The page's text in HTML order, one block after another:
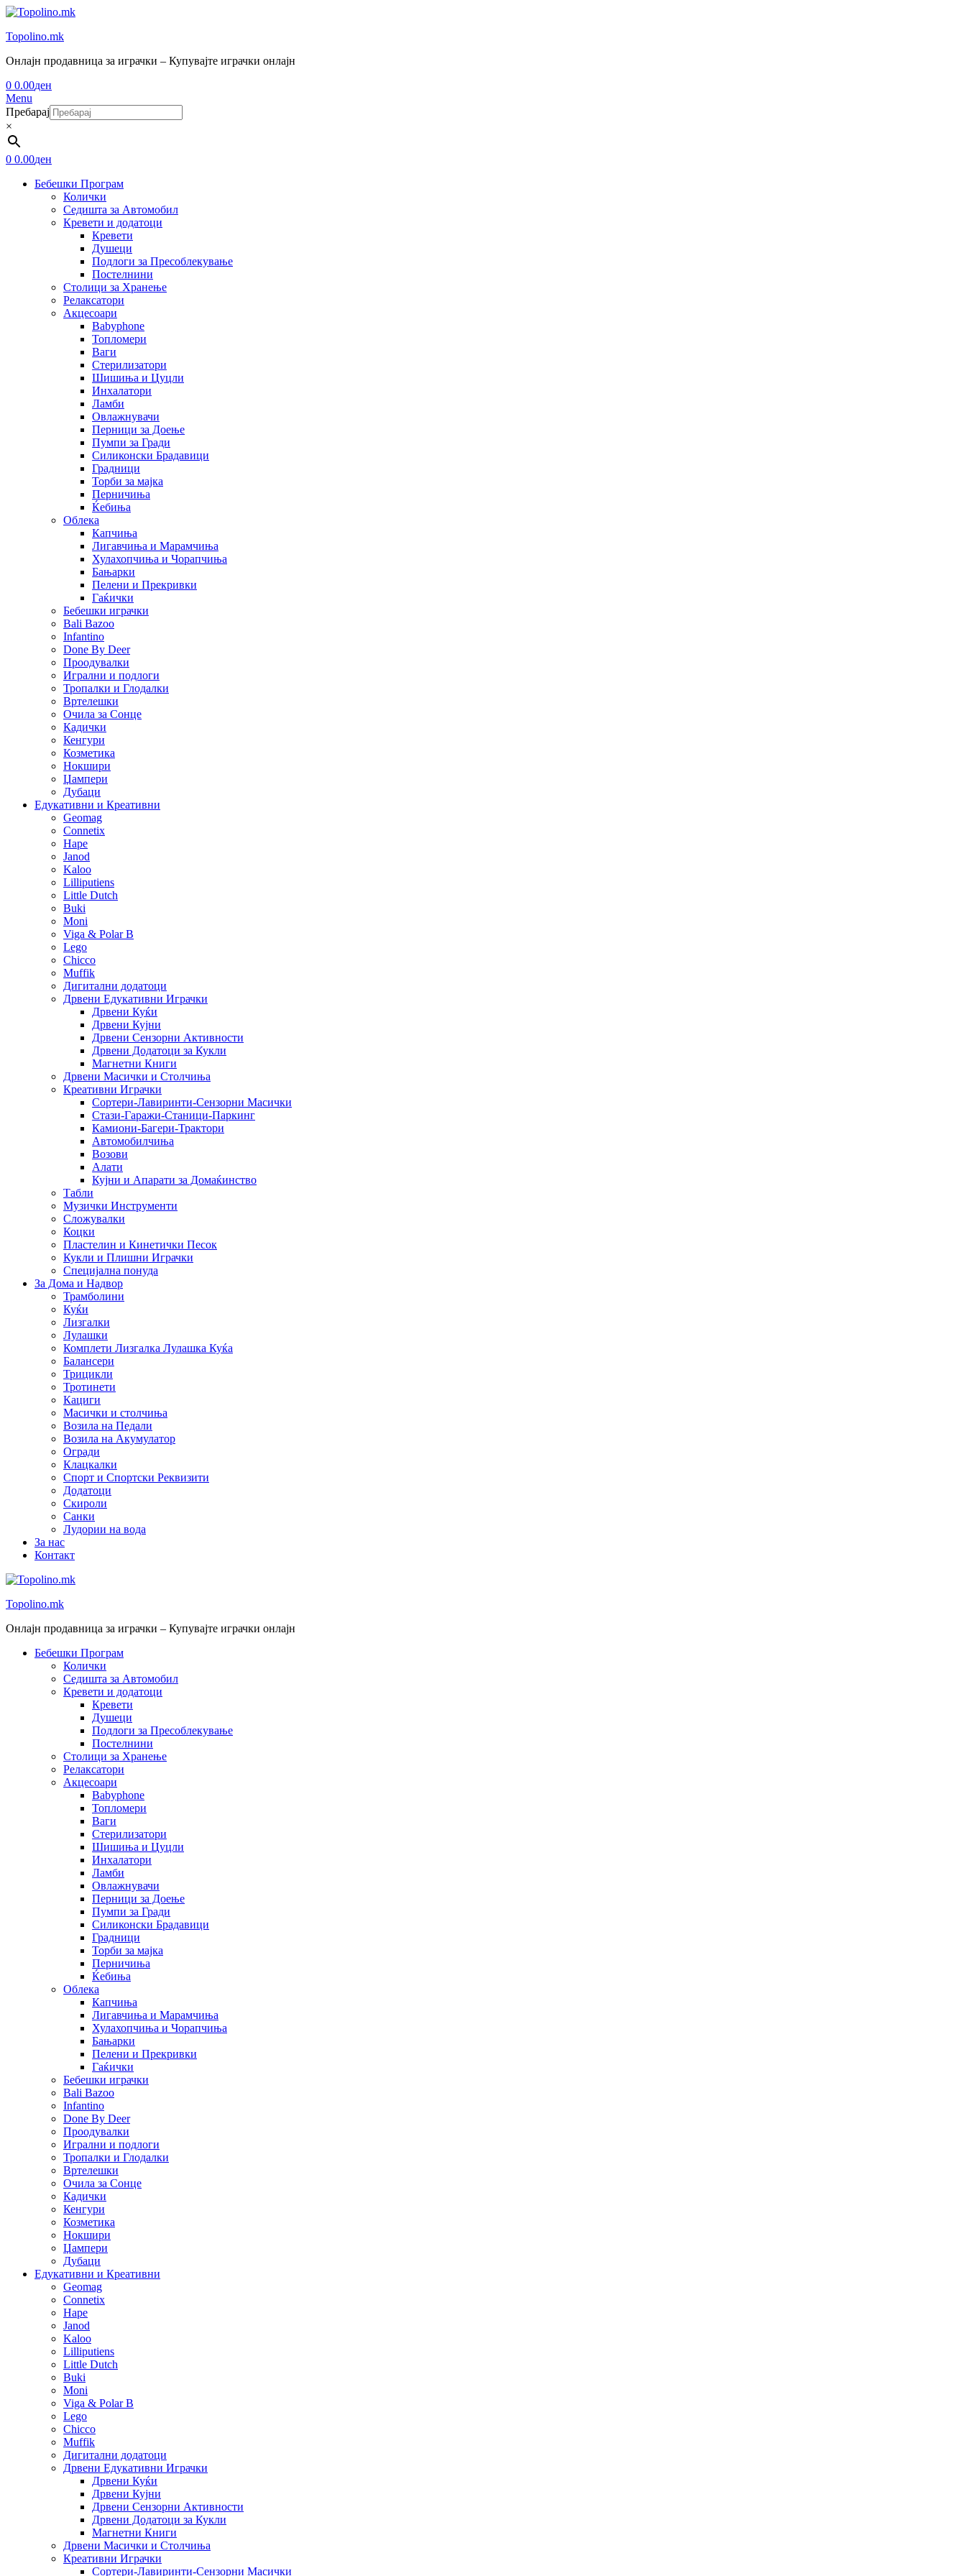
Topolino.mk
Онлајн продавница за играчки – Купувајте играчки онлајн
0 0.00ден
Menu
Пребарај
×
0 0.00ден
Бебешки Програм
Колички
Седишта за Автомобил
Кревети и додатоци
Кревети
Душеци
Подлоги за Пресоблекување
Постелнини
Столици за Хранење
Релаксатори
Акцесоари
Babyphone
Топломери
Ваги
Стерилизатори
Шишиња и Цуцли
Инхалатори
Ламби
Овлажнувачи
Перници за Доење
Пумпи за Гради
Силиконски Брадавици
Градници
Торби за мајка
Перничиња
Ќебиња
Облека
Капчиња
Лигавчиња и Марамчиња
Хулахопчиња и Чорапчиња
Бањарки
Пелени и Прекривки
Гаќички
Бебешки играчки
Bali Bazoo
Infantino
Done By Deer
Проодувалки
Игрални и подлоги
Тропалки и Глодалки
Вртелешки
Очила за Сонце
Кадички
Кенгури
Козметика
Нокшири
Џампери
Дубаци
Едукативни и Креативни
Geomag
Connetix
Hape
Janod
Kaloo
Lilliputiens
Little Dutch
Buki
Moni
Viga & Polar B
Lego
Chicco
Muffik
Дигитални додатоци
Дрвени Едукативни Играчки
Дрвени Куќи
Дрвени Кујни
Дрвени Сензорни Активности
Дрвени Додатоци за Кукли
Магнетни Книги
Дрвени Масички и Столчиња
Креативни Играчки
Сортери-Лавиринти-Сензорни Масички
Стази-Гаражи-Станици-Паркинг
Камиони-Багери-Трактори
Автомобилчиња
Возови
Алати
Кујни и Апарати за Домаќинство
Табли
Музички Инструменти
Сложувалки
Коцки
Пластелин и Кинетички Песок
Кукли и Плишни Играчки
Специјална понуда
За Дома и Надвор
Трамболини
Куќи
Лизгалки
Лулашки
Комплети Лизгалка Лулашка Куќа
Балансери
Трицикли
Тротинети
Кациги
Mасички и столчиња
Возила на Педали
Возила на Акумулатор
Огради
Клацкалки
Спорт и Спортски Реквизити
Додатоци
Скироли
Санки
Лудории на вода
За нас
Контакт
Topolino.mk
Онлајн продавница за играчки – Купувајте играчки онлајн
Бебешки Програм
Колички
Седишта за Автомобил
Кревети и додатоци
Кревети
Душеци
Подлоги за Пресоблекување
Постелнини
Столици за Хранење
Релаксатори
Акцесоари
Babyphone
Топломери
Ваги
Стерилизатори
Шишиња и Цуцли
Инхалатори
Ламби
Овлажнувачи
Перници за Доење
Пумпи за Гради
Силиконски Брадавици
Градници
Торби за мајка
Перничиња
Ќебиња
Облека
Капчиња
Лигавчиња и Марамчиња
Хулахопчиња и Чорапчиња
Бањарки
Пелени и Прекривки
Гаќички
Бебешки играчки
Bali Bazoo
Infantino
Done By Deer
Проодувалки
Игрални и подлоги
Тропалки и Глодалки
Вртелешки
Очила за Сонце
Кадички
Кенгури
Козметика
Нокшири
Џампери
Дубаци
Едукативни и Креативни
Geomag
Connetix
Hape
Janod
Kaloo
Lilliputiens
Little Dutch
Buki
Moni
Viga & Polar B
Lego
Chicco
Muffik
Дигитални додатоци
Дрвени Едукативни Играчки
Дрвени Куќи
Дрвени Кујни
Дрвени Сензорни Активности
Дрвени Додатоци за Кукли
Магнетни Книги
Дрвени Масички и Столчиња
Креативни Играчки
Сортери-Лавиринти-Сензорни Масички